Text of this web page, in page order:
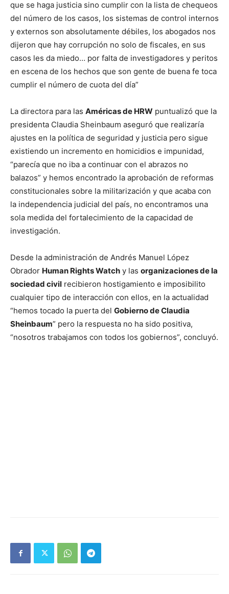
que se haga justicia sino cumplir con la lista de chequeos
del número de los casos, los sistemas de control internos
y externos son absolutamente débiles, los abogados nos
dijeron que hay corrupción no solo de fiscales, en sus
casos les da miedo… por falta de investigadores y peritos
en escena de los hechos que son gente de buena fe toca
cumplir el número de cuota del día”
La directora para las Américas de HRW puntualizó que la
presidenta Claudia Sheinbaum aseguró que realizaría
ajustes en la política de seguridad y justicia pero sigue
existiendo un incremento en homicidios e impunidad,
“parecía que no iba a continuar con el abrazos no
balazos” y hemos encontrado la aprobación de reformas
constitucionales sobre la militarización y que acaba con
la independencia judicial del país, no encontramos una
sola medida del fortalecimiento de la capacidad de
investigación.
Desde la administración de Andrés Manuel López
Obrador Human Rights Watch y las organizaciones de la
sociedad civil recibieron hostigamiento e imposibilito
cualquier tipo de interacción con ellos, en la actualidad
“hemos tocado la puerta del Gobierno de Claudia
Sheinbaum” pero la respuesta no ha sido positiva,
“nosotros trabajamos con todos los gobiernos”, concluyó.